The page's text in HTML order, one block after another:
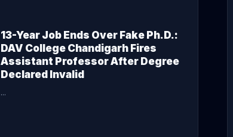
13-Year Job Ends Over Fake Ph.D.:
DAV College Chandigarh Fires
Assistant Professor After Degree
Declared Invalid
...